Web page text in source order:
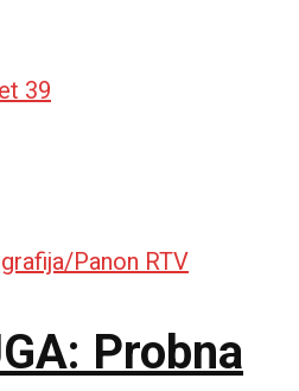
39
Probna